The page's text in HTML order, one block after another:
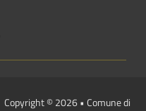
Copyright © 2026 • Comune di